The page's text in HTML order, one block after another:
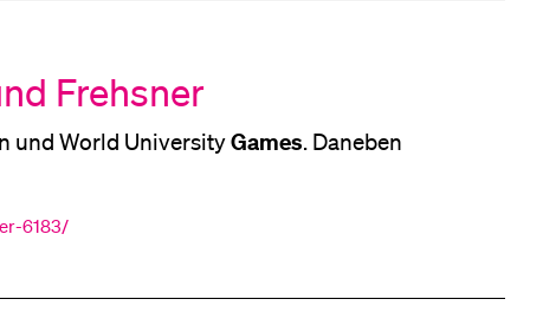
Frehsner
und World UniversityGames. Daneben
6183/